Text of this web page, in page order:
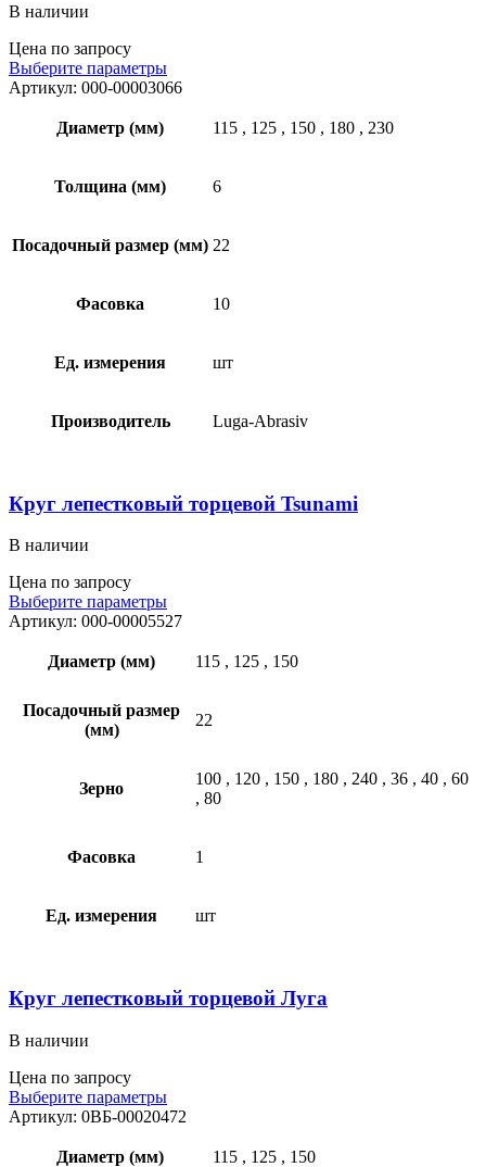
В наличии
Цена по запросу
Выберите параметры
Артикул: 000-00003066
Диаметр (мм) 115 , 125 , 150 , 180 , 230
Толщина (мм) 6
Посадочный размер (мм) 22
Фасовка 10
Ед. измерения шт
Производитель Luga-Abrasiv
Круг лепестковый торцевой Tsunami
В наличии
Цена по запросу
Выберите параметры
Артикул: 000-00005527
Диаметр (мм) 115 , 125 , 150
Посадочный размер
(мм)
22
Зерно
100 , 120 , 150 , 180 , 240 , 36 , 40 , 60
, 80
Фасовка 1
Ед. измерения шт
Круг лепестковый торцевой Луга
В наличии
Цена по запросу
Выберите параметры
Артикул: 0ВБ-00020472
Диаметр (мм) 115 , 125 , 150